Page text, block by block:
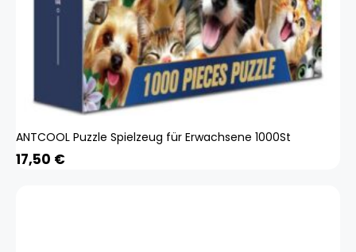
ANTCOOL Puzzle Spielzeug für Erwachsene 1000St
17,50 €